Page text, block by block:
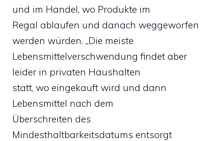
und im Handel, wo Produkte im
Regal ablaufen und danach weggeworfen
werden würden. „Die meiste
Lebensmittelverschwendung findet aber
leider in privaten Haushalten
statt, wo eingekauft wird und dann
Lebensmittel nach dem
Überschreiten des
Mindesthaltbarkeitsdatums entsorgt